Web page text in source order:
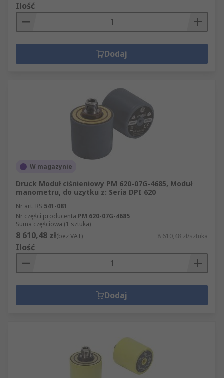
Ilość
Dodaj
W magazynie
Druck Moduł ciśnieniowy PM 620-07G-4685, Moduł
manometru, do uzytku z: Seria DPI 620
Nr art. RS 541-081
Nr części producenta PM 620-07G-4685
Suma częściowa (1 sztuka)
8 610,48 zł(bez VAT) 8 610,48 zł/sztuka
Ilość
Dodaj